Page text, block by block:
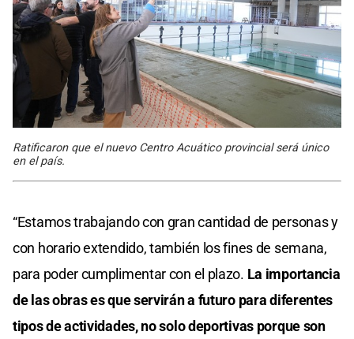
Ratificaron que el nuevo Centro Acuático provincial será único
en el país.
“Estamos trabajando con gran cantidad de personas y
con horario extendido, también los fines de semana,
para poder cumplimentar con el plazo. La importancia
de las obras es que servirán a futuro para diferentes
tipos de actividades, no solo deportivas porque son